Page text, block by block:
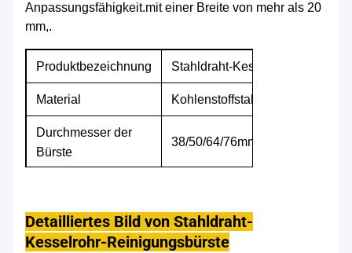
Anpassungsfähigkeit.mit einer Breite von mehr als 20
mm,.
Produktbezeichnung Stahldraht-
Material Kohlenstoffstahldraht/
Durchmesser der
Bürste
38/50/64/76mm/anpassen
Anwendungsmittel
Kohlenstoffansammlungen aus
der Kesselöfen und dem
Detailliertes Bild von Stahldraht-
Kesselrohr-Reinigungsbürste